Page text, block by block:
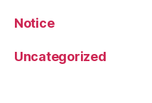
Notice
Uncategorized